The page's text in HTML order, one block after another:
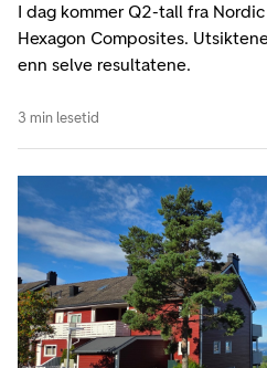
I dag kommer Q2-tall fra
Hexagon Composites.
enn selve resultatene.
3 min lesetid